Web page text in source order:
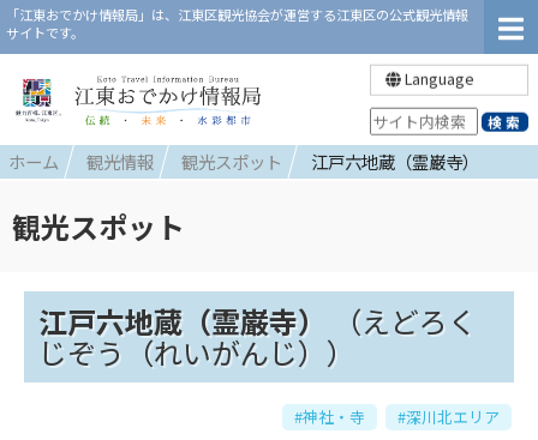
「江東おでかけ情報局」は、江東区観光協会が運営する江東区の公式観光情報
サイトです。
Language
ホーム 観光情報 観光スポット 江戸六地蔵（霊巌寺）
観光スポット
江戸六地蔵（霊巌寺） （えどろく
じぞう（れいがんじ））
#神社・寺 #深川北エリア